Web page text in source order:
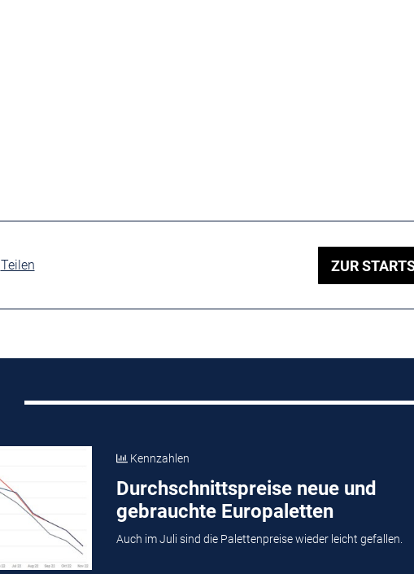
Teilen ZUR
Kennzahlen
Durchschnittspreise neue und
gebrauchte Europaletten
Auch im Juli sind die Palettenpreise wieder leicht gefallen.